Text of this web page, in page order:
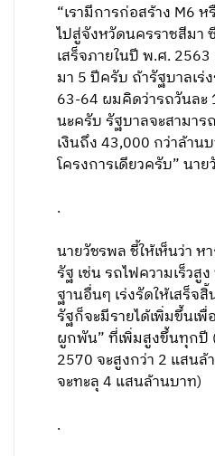
“เรามีการก่อสร้าง M6
ไปสู่จังหวัดนครราชสีมา
เสร็จภายในปี พ.ศ. 2563
มา 5 ปีครับ ถ้ารัฐบาลเร่
63-64 ผมคิดว่ารถวันล
นะครับ รัฐบาลจะสามาร
เงินถึง 43,000 กว่าล้าน
โครงการเดียวครับ” นา
.
นายวัชรพล ชี้ให้เห็นว่า
รัฐ เช่น รถไฟความเร็วสู
ฐานอื่นๆ เร่งรัดให้เสร็จ
รัฐก็จะมีรายได้เพิ่มขึ้นเ
ผูกพัน” ที่เพิ่มสูงขึ้นทุกปี
2570 จะสูงกว่า 2 แสน
จะทะลุ 4 แสนล้านบาท)
.